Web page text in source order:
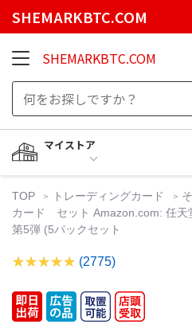
SHEMARKBTC.COM
SHEMARKBTC.COM
マイストア
TOP トレーディングカード
カード セット Amazon.com: 任天
第5弾 (5パックセット
(2775)